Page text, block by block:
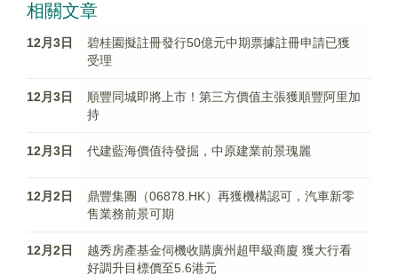
相關文章
12月3日
碧桂園擬註冊發行50億元中期票據註冊申請已獲
受理
12月3日
順豐同城即將上市！第三方價值主張獲順豐阿里加
持
12月3日 代建藍海價值待發掘，中原建業前景瑰麗
12月2日
鼎豐集團（06878.HK）再獲機構認可，汽車新零
售業務前景可期
12月2日
越秀房產基金伺機收購廣州超甲級商廈 獲大行看
好調升目標價至5.6港元